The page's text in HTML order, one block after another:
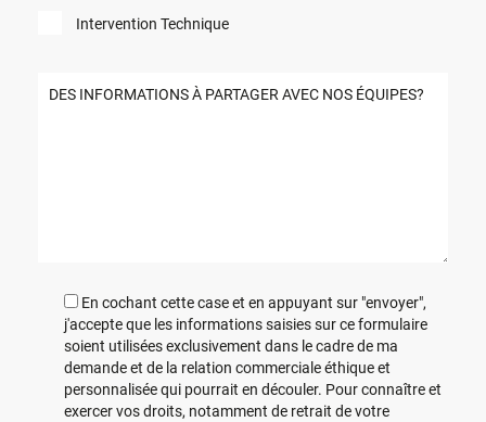
Intervention Technique
En cochant cette case et en appuyant sur "envoyer",
j'accepte que les informations saisies sur ce formulaire
soient utilisées exclusivement dans le cadre de ma
demande et de la relation commerciale éthique et
personnalisée qui pourrait en découler. Pour connaître et
exercer vos droits, notamment de retrait de votre